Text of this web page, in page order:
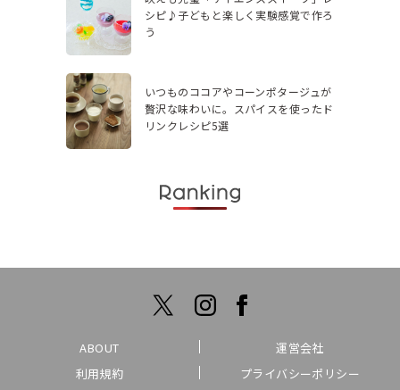
シピ♪子どもと楽しく実験感覚で作ろ
う
いつものココアやコーンポタージュが
贅沢な味わいに。スパイスを使ったド
リンクレシピ5選
ABOUT
運営会社
利用規約
プライバシーポリシー